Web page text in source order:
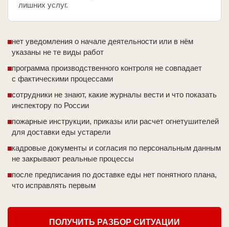
лишних услуг.
нет уведомления о начале деятельности или в нём
указаны не те виды работ
программа производственного контроля не совпадает
с фактическими процессами
сотрудники не знают, какие журналы вести и что показать
инспектору по России
пожарные инструкции, приказы или расчет огнетушителей
для доставки еды устарели
кадровые документы и согласия по персональным данным
не закрывают реальные процессы
после предписания по доставке еды нет понятного плана,
что исправлять первым
ПОЛУЧИТЬ РАЗБОР СИТУАЦИИ